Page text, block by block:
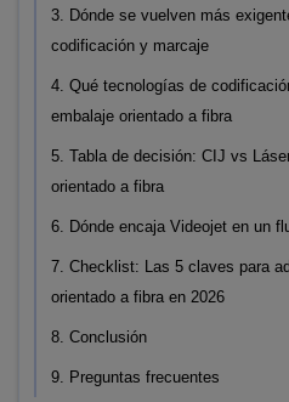
3. Dónde se vuelven más
codificación y marcaje
4. Qué tecnologías de
embalaje orientado a fibra
5. Tabla de decisión: CIJ vs
orientado a fibra
6. Dónde encaja Videojet en un
7. Checklist: Las 5 claves para
orientado a fibra en 2026
8. Conclusión
9. Preguntas frecuentes